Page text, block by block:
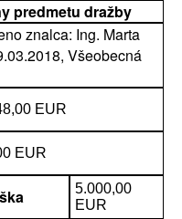
predmetu dražby
znalca: Ing. Marta
Všeobecná
EUR
EUR
5.000,00
EUR